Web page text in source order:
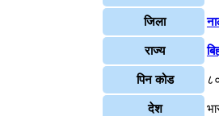
जिला
राज्य
पिन कोड
देश